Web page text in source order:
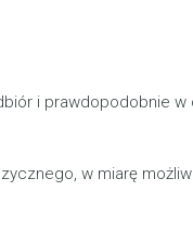
i prawdopodobnie
w miarę